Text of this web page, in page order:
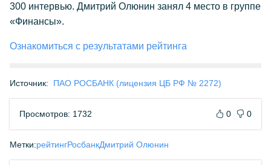
300 интервью. Дмитрий Олюнин занял 4 место в группе
«Финансы».
Ознакомиться с результатами рейтинга
Источник: ПАО РОСБАНК (лицензия ЦБ РФ № 2272)
Просмотров: 1732 0 0
Метки:рейтингРосбанкДмитрий Олюнин